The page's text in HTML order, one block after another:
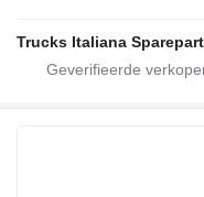
Trucks Italiana